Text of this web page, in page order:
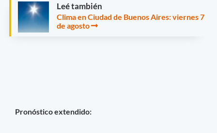
Leé también
Clima en Ciudad de Buenos Aires: viernes 7
de agosto
Pronóstico extendido: